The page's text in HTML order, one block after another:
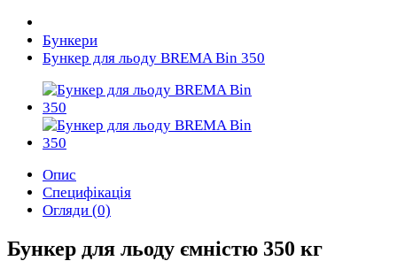
Бункери
Бункер для льоду BREMA Bin 350
Опис
Специфікація
Огляди (0)
Бункер для льоду ємністю 350 кг